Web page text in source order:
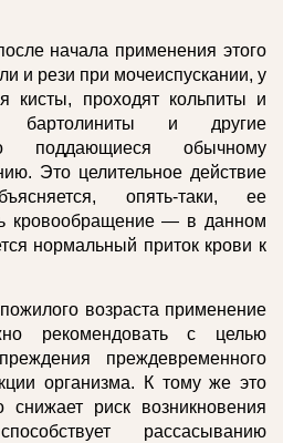
начала применения этого
и рези при мочеиспускании, у
кисты, проходят кольпиты и
бартолиниты и другие
поддающиеся обычному
Это целительное действие
опять-таки, ее
кровообращение — в данном
нормальный приток крови к
возраста применение
рекомендовать с целью
преждевременного
организма. К тому же это
снижает риск возникновения
рассасыванию